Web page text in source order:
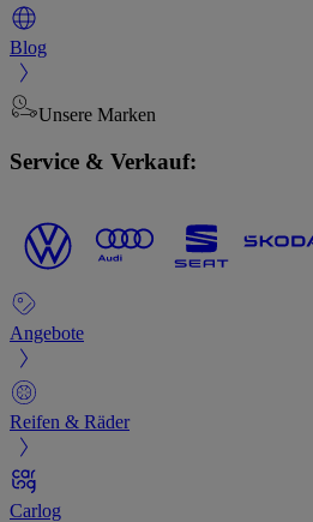
Blog
Unsere Marken
Service & Verkauf:
Angebote
Reifen & Räder
Carlog